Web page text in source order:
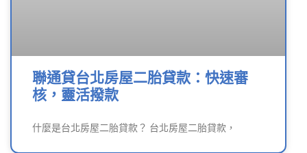
聯通貸台北房屋二胎貸款：快速審
核，靈活撥款
什麼是台北房屋二胎貸款？ 台北房屋二胎貸款，